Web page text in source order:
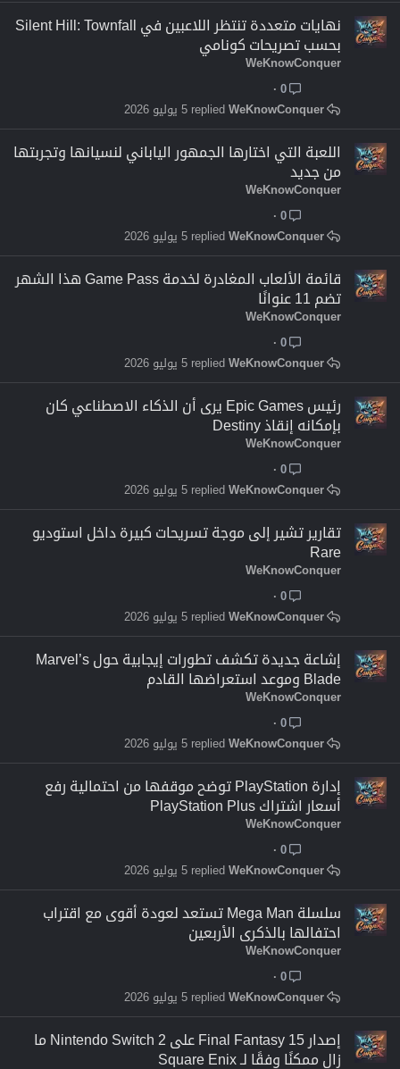
نهايات متعددة تنتظر اللاعبين في Silent Hill: Townfall
بحسب تصريحات كونامي
WeKnowConquer
0
5 يوليو 2026
WeKnowConquer
اللعبة التي اختارها الجمهور الياباني لنسيانها وتجربتها
من جديد
WeKnowConquer
0
5 يوليو 2026
WeKnowConquer
قائمة الألعاب المغادرة لخدمة Game Pass هذا الشهر
تضم 11 عنوانًا
WeKnowConquer
0
5 يوليو 2026
WeKnowConquer
رئيس Epic Games يرى أن الذكاء الاصطناعي كان
بإمكانه إنقاذ Destiny
WeKnowConquer
0
5 يوليو 2026
WeKnowConquer
تقارير تشير إلى موجة تسريحات كبيرة داخل استوديو
Rare
WeKnowConquer
0
5 يوليو 2026
WeKnowConquer
إشاعة جديدة تكشف تطورات إيجابية حول Marvel’s
Blade وموعد استعراضها القادم
WeKnowConquer
0
5 يوليو 2026
WeKnowConquer
إدارة PlayStation توضح موقفها من احتمالية رفع
أسعار اشتراك PlayStation Plus
WeKnowConquer
0
5 يوليو 2026
WeKnowConquer
سلسلة Mega Man تستعد لعودة أقوى مع اقتراب
احتفالها بالذكرى الأربعين
WeKnowConquer
0
5 يوليو 2026
WeKnowConquer
إصدار Final Fantasy 15 على Nintendo Switch 2 ما
زال ممكنًا وفقًا لـ Square Enix